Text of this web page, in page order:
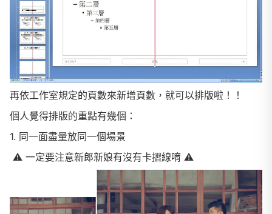
再依工作室規定的頁數來新增頁數，就可以排版啦！！
個人覺得排版的重點有幾個：
1. 同一面盡量放同一個場景
⚠️ 一定要注意新郎新娘有沒有卡摺線唷 ⚠️